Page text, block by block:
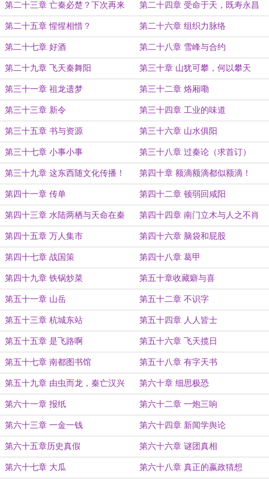
第二十三章 亡秦必楚？下次再来 第二十四章 受命于天，既寿永昌
第二十五章 惺惺相惜？ 第二十六章 组织力脉络
第二十七章 好酒 第二十八章 雪峰与合约
第二十九章 飞天秦舞阳 第三十章 山犹可攀，何以攀天
第三十一章 祖龙遗梦 第三十二章 烙厢嘞
第三十三章 新令 第三十四章 工业的味道
第三十五章 书与资源 第三十六章 山水俱阳
第三十七章 小事小事 第三十八章 过秦论（求首订）
第三十九章 这东西随文化传播！ 第四十章 额滴额滴都似额滴！
第四十一章 传单 第四十二章 顿弱回咸阳
第四十三章 水陆两栖与天命在秦 第四十四章 南门立木与人之不肖
第四十五章 万人集市 第四十六章 脑袋和屁股
第四十七章 战国策 第四十八章 葛甲
第四十九章 铁锅炒菜 第五十章收藏癖与喜
第五十一章 山岳 第五十二章 不识字
第五十三章 杭城东站 第五十四章 人人皆士
第五十五章 是飞路啊 第五十六章 飞天揽日
第五十七章 南都图书馆 第五十八章 有字天书
第五十九章 由虫而龙，秦亡汉兴 第六十章 细思极恐
第六十一章 报纸 第六十二章 一炮三响
第六十三章 一金一钱 第六十四章 新闻学舆论
第六十五章历史真假 第六十六章 谜团真相
第六十七章 大瓜 第六十八章 真正的嬴政猜想